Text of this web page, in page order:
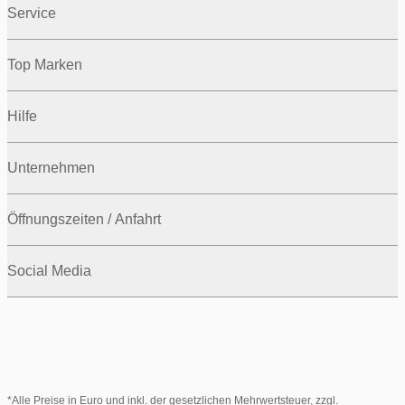
Service
Top Marken
Hilfe
Unternehmen
Öffnungszeiten / Anfahrt
Social Media
*Alle Preise in Euro und inkl. der gesetzlichen Mehrwertsteuer, zzgl.